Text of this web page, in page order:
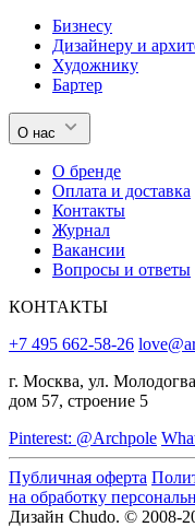
Бизнесу
Дизайнеру и
Художнику
Бартер
О нас
О бренде
Оплата и доставка
Контакты
Журнал
Вакансии
Вопросы и ответы
КОНТАКТЫ
+7 495 662-58-26
г. Москва, ул.
дом 57, строение 5
Pinterest: @Archpole
Публичная оферта
на обработку
Дизайн Chudo. © 2008-